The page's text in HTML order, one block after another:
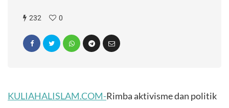
232 0
KULIAHALISLAM.COM-Rimba aktivisme dan politik